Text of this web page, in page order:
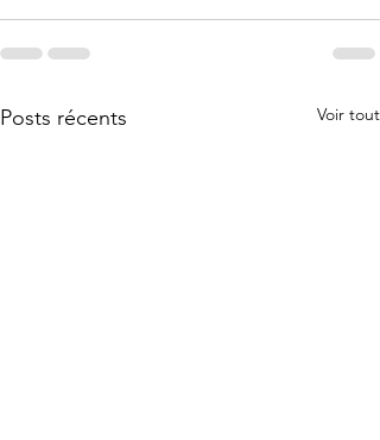
Posts récents Voir tout